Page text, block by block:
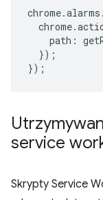
chrome.alarms .
chrome.
path :
});
});
service
Skrypty Service